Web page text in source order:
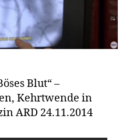
Blut“ –
Kehrtwende in
ARD 24.11.2014